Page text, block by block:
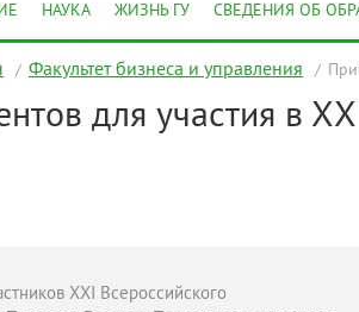
НАУКА ЖИЗНЬ ГУ СВЕДЕНИЯ ОБ
Факультет бизнеса и управления
для участия в
XXI Всероссийского